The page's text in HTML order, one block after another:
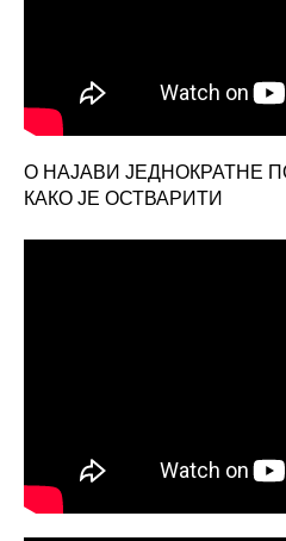
О НАЈАВИ ЈЕДНОКРАТНЕ
КАКО ЈЕ ОСТВАРИТИ